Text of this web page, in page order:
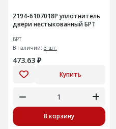
2194-6107018Р уплотнитель
двери нестыкованный БРТ
БРТ
В наличии: 3 шт.
473.63 ₽
Купить
В корзину